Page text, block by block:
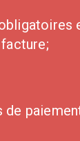
de